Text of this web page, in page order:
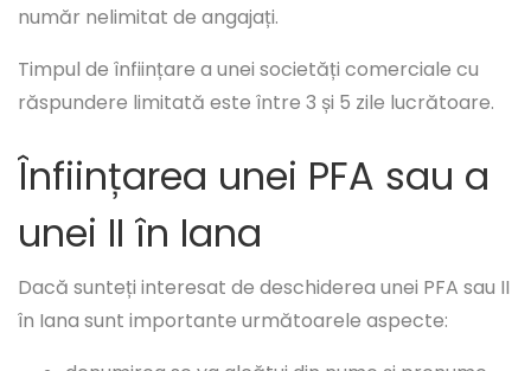
număr nelimitat de angajați.
Timpul de înființare a unei societăți comerciale cu
răspundere limitată este între 3 și 5 zile lucrătoare.
Înființarea unei PFA sau a
unei II în Iana
Dacă sunteți interesat de deschiderea unei PFA sau II
în Iana sunt importante următoarele aspecte: